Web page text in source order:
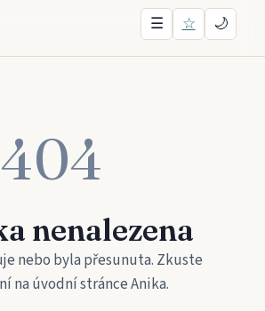
☰ ☆ 🌙
404
nenalezena
nebo byla přesunuta. Zkuste
na úvodní stránceAnika.